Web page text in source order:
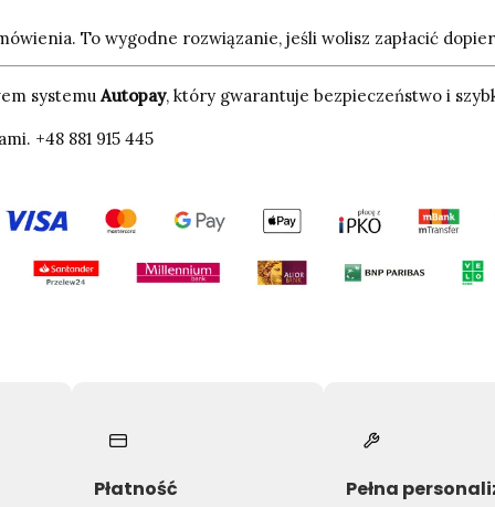
To wygodne rozwiązanie, jeśli wolisz zapłacić
systemu Autopay, który gwarantuje bezpieczeństwo i
+48 881 915 445
Płatność Pełna